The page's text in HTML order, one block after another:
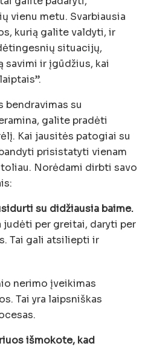
vienu metu. Svarbiausia
kurią galite valdyti, ir
situacijų,
ir įgūdžius, kai
bendravimas su
galite pradėti
Kai jausitės patogiai su
prisistatyti vienam
Norėdami dirbti savo
su didžiausia baime.
judėti per greitai, daryti per
Tai gali atsiliepti ir
nerimo įveikimas
Tai yra laipsniškas
išmokote, kad